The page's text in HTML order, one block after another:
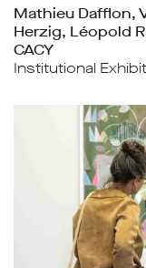
Mathieu Dafflon,
Herzig, Léopold
CACY
Institutional